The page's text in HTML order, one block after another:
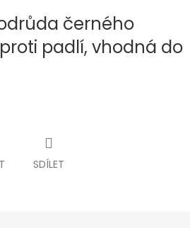
černého
padlí, vhodná do
SDÍLET